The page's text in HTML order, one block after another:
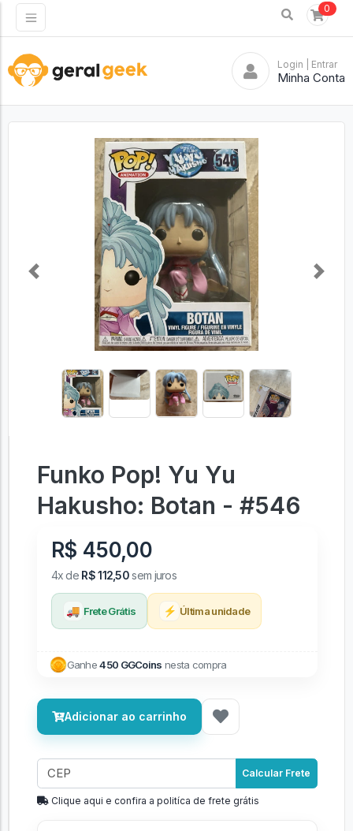
0
Login | Entrar
Minha Conta
Previous Next
Funko Pop! Yu Yu
Hakusho: Botan - #546
R$ 450,00
4x de R$ 112,50sem juros
🚚 Frete Grátis ⚡ Última unidade
Ganhe450 GGCoins nesta compra
Adicionar ao carrinho
Calcular Frete
Clique aqui e confira a politíca de frete grátis